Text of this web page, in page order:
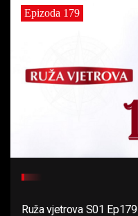
Epizoda 179
Ruža vjetrova S01 Ep179